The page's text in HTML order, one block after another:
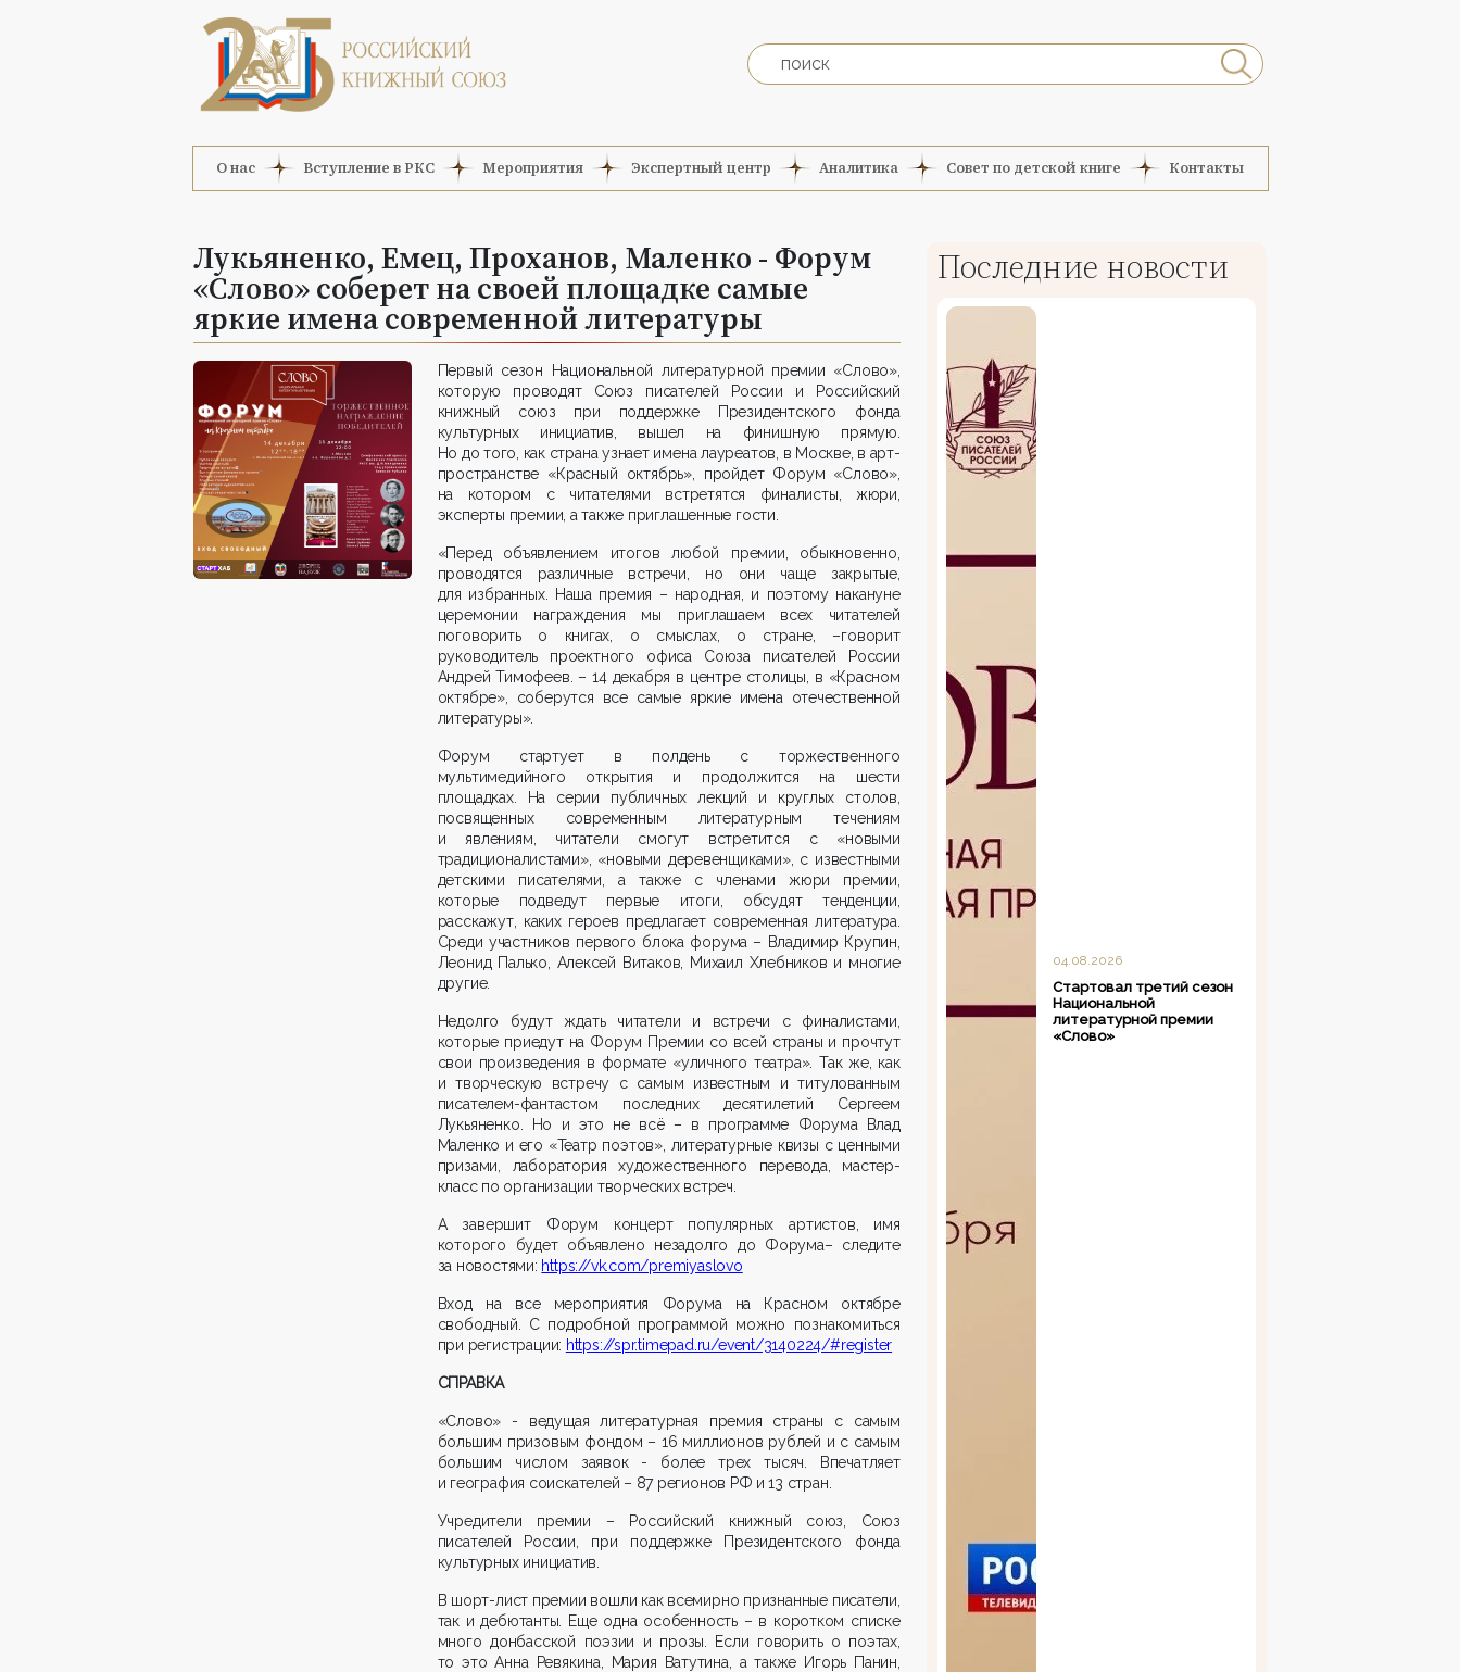
О нас Вступление в РКС Мероприятия Экспертный центр Аналитика Совет по детской книге Контакты
Лукьяненко, Емец, Проханов, Маленко - Форум
«Слово» соберет на своей площадке самые
яркие имена современной литературы
Первый сезон Национальной литературной премии «Слово»,
которую проводят Союз писателей России и Российский
книжный союз при поддержке Президентского фонда
культурных инициатив, вышел на финишную прямую.
Но до того, как страна узнает имена лауреатов, в Москве, в арт-
пространстве «Красный октябрь», пройдет Форум «Слово»,
на котором с читателями встретятся финалисты, жюри,
эксперты премии, а также приглашенные гости.
«Перед объявлением итогов любой премии, обыкновенно,
проводятся различные встречи, но они чаще закрытые,
для избранных. Наша премия – народная, и поэтому накануне
церемонии награждения мы приглашаем всех читателей
поговорить о книгах, о смыслах, о стране, –говорит
руководитель проектного офиса Союза писателей России
Андрей Тимофеев. – 14 декабря в центре столицы, в «Красном
октябре», соберутся все самые яркие имена отечественной
литературы».
Форум стартует в полдень с торжественного
мультимедийного открытия и продолжится на шести
площадках. На серии публичных лекций и круглых столов,
посвященных современным литературным течениям
и явлениям, читатели смогут встретится с «новыми
традиционалистами», «новыми деревенщиками», с известными
детскими писателями, а также с членами жюри премии,
которые подведут первые итоги, обсудят тенденции,
расскажут, каких героев предлагает современная литература.
Среди участников первого блока форума – Владимир Крупин,
Леонид Палько, Алексей Витаков, Михаил Хлебников и многие
другие.
Недолго будут ждать читатели и встречи с финалистами,
которые приедут на Форум Премии со всей страны и прочтут
свои произведения в формате «уличного театра». Так же, как
и творческую встречу с самым известным и титулованным
писателем-фантастом последних десятилетий Сергеем
Лукьяненко. Но и это не всё – в программе Форума Влад
Маленко и его «Театр поэтов», литературные квизы с ценными
призами, лаборатория художественного перевода, мастер-
класс по организации творческих встреч.
А завершит Форум концерт популярных артистов, имя
которого будет объявлено незадолго до Форума– следите
за новостями: https://vk.com/premiyaslovo
Вход на все мероприятия Форума на Красном октябре
свободный. С подробной программой можно познакомиться
при регистрации: https://spr.timepad.ru/event/3140224/#register
СПРАВКА
«Слово» - ведущая литературная премия страны с самым
большим призовым фондом – 16 миллионов рублей и с самым
большим числом заявок - более трех тысяч. Впечатляет
и география соискателей – 87 регионов РФ и 13 стран.
Учредители премии – Российский книжный союз, Союз
писателей России, при поддержке Президентского фонда
культурных инициатив.
В шорт-лист премии вошли как всемирно признанные писатели,
так и дебютанты. Еще одна особенность – в коротком списке
много донбасской поэзии и прозы. Если говорить о поэтах,
то это Анна Ревякина, Мария Ватутина, а также Игорь Панин,
Последние новости
04.08.2026
Стартовал третий сезон
Национальной
литературной премии
«Слово»